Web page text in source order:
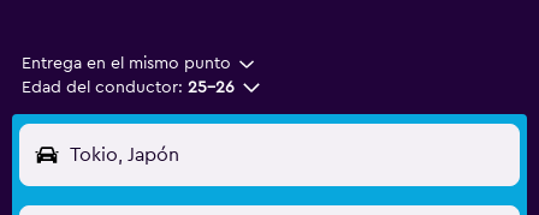
Entrega en el mismo punto
Edad del conductor: 25-26
Tokio, Japón